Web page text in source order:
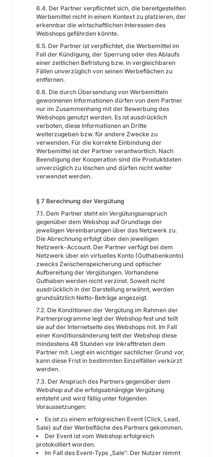
6.4. Der Partner verpflichtet sich, die bereitgestellten
Werbemittel nicht in einem Kontext zu platzieren, der
erkennbar die wirtschaftlichen Interessen des
Webshops gefährden könnte.
6.5. Der Partner ist verpflichtet, die Werbemittel im
Fall der Kündigung, der Sperrung oder des Ablaufs
einer zeitlichen Befristung bzw. in vergleichbaren
Fällen unverzüglich von seinen Werbeflächen zu
entfernen.
6.6. Die durch Übersendung von Werbemitteln
gewonnenen Informationen dürfen von dem Partner
nur im Zusammenhang mit der Bewerbung des
Webshops genutzt werden. Es ist ausdrücklich
verboten, diese Informationen an Dritte
weiterzugeben bzw. für andere Zwecke zu
verwenden. Für die korrekte Einbindung der
Werbemittel ist der Partner verantwortlich. Nach
Beendigung der Kooperation sind die Produktdaten
unverzüglich zu löschen und dürfen nicht weiter
verwendet werden.
§ 7 Berechnung der Vergütung
7.1. Dem Partner steht ein Vergütungsanspruch
gegenüber dem Webshop auf Grundlage der
jeweiligen Vereinbarungen über das Netzwerk zu.
Die Abrechnung erfolgt über den jeweiligen
Netzwerk-Account. Der Partner verfügt bei dem
Netzwerk über ein virtuelles Konto (Guthabenkonto)
zwecks Zwischenspeicherung und optischer
Aufbereitung der Vergütungen. Vorhandene
Guthaben werden nicht verzinst. Soweit nicht
ausdrücklich in der Darstellung erwähnt, werden
grundsätzlich Netto-Beträge angezeigt.
7.2. Die Konditionen der Vergütung im Rahmen der
Partnerprogramme legt der Webshop fest und teilt
sie auf der Internetseite des Webshops mit. Im Fall
einer Konditionsänderung teilt der Webshop diese
mindestens 48 Stunden vor Inkrafttreten dem
Partner mit. Liegt ein wichtiger sachlicher Grund vor,
kann diese Frist in bestimmten Einzelfällen verkürzt
werden.
7.3. Der Anspruch des Partners gegenüber dem
Webshop auf die erfolgsabhängige Vergütung
entsteht und wird fällig unter folgenden
Voraussetzungen:
Es ist zu einem erfolgreichen Event (Click, Lead,
Sale) auf der Werbefläche des Partners gekommen.
Der Event ist vom Webshop erfolgreich
protokolliert worden.
Im Fall des Event-Typs „Sale": Der Nutzer nimmt